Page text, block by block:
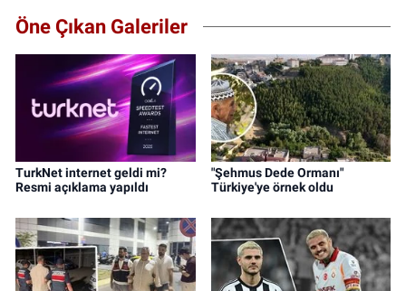
Öne Çıkan Galeriler
TurkNet internet geldi mi?
Resmi açıklama yapıldı
"Şehmus Dede Ormanı"
Türkiye'ye örnek oldu